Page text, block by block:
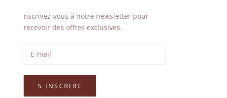
nscrivez-vous à notre newsletter pour
recevoir des offres exclusives.
S'INSCRIRE